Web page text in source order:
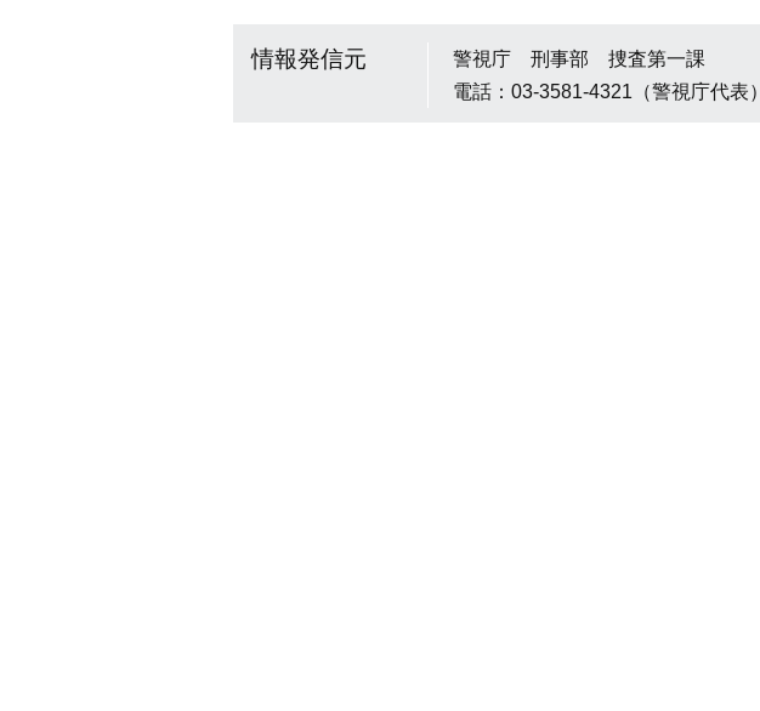
情報発信元
警視庁 刑事部 捜査第一課
電話：03-3581-4321（警視庁代表）